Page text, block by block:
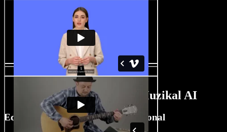
Ciri Pembuat Filem Muzikal AI
Edit Filem Muzikal Seperti Profesional